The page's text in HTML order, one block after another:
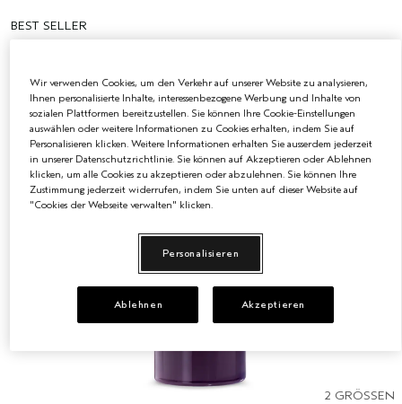
EMPFINDLICHE KOPFHAUT
PURE ABUNDANCE
BEST SELLER
2 GRÖSSEN
Wir verwenden Cookies, um den Verkehr auf unserer Website zu analysieren,
Ihnen personalisierte Inhalte, interessenbezogene Werbung und Inhalte von
sozialen Plattformen bereitzustellen. Sie können Ihre Cookie-Einstellungen
auswählen oder weitere Informationen zu Cookies erhalten, indem Sie auf
Personalisieren klicken. Weitere Informationen erhalten Sie ausserdem jederzeit
in unserer Datenschutzrichtlinie. Sie können auf Akzeptieren oder Ablehnen
klicken, um alle Cookies zu akzeptieren oder abzulehnen. Sie können Ihre
Zustimmung jederzeit widerrufen, indem Sie unten auf dieser Website auf
"Cookies der Webseite verwalten" klicken.
Personalisieren
Ablehnen Akzeptieren